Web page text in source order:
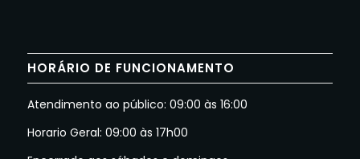
HORÁRIO DE FUNCIONAMENTO
Atendimento ao público: 09:00 às 16:00
Horario Geral: 09:00 às 17h00